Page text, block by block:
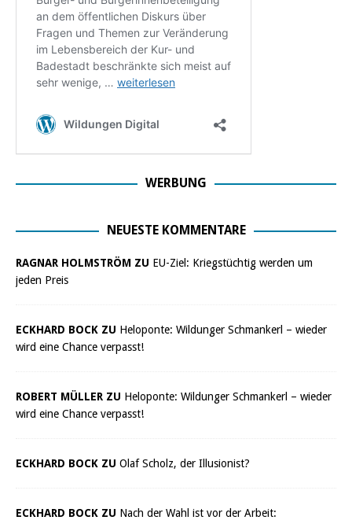
WERBUNG
NEUESTE KOMMENTARE
RAGNAR HOLMSTRÖM ZU EU-Ziel: Kriegstüchtig werden um
jeden Preis
ECKHARD BOCK ZU Heloponte: Wildunger Schmankerl – wieder
wird eine Chance verpasst!
ROBERT MÜLLER ZU Heloponte: Wildunger Schmankerl – wieder
wird eine Chance verpasst!
ECKHARD BOCK ZU Olaf Scholz, der Illusionist?
ECKHARD BOCK ZU Nach der Wahl ist vor der Arbeit: